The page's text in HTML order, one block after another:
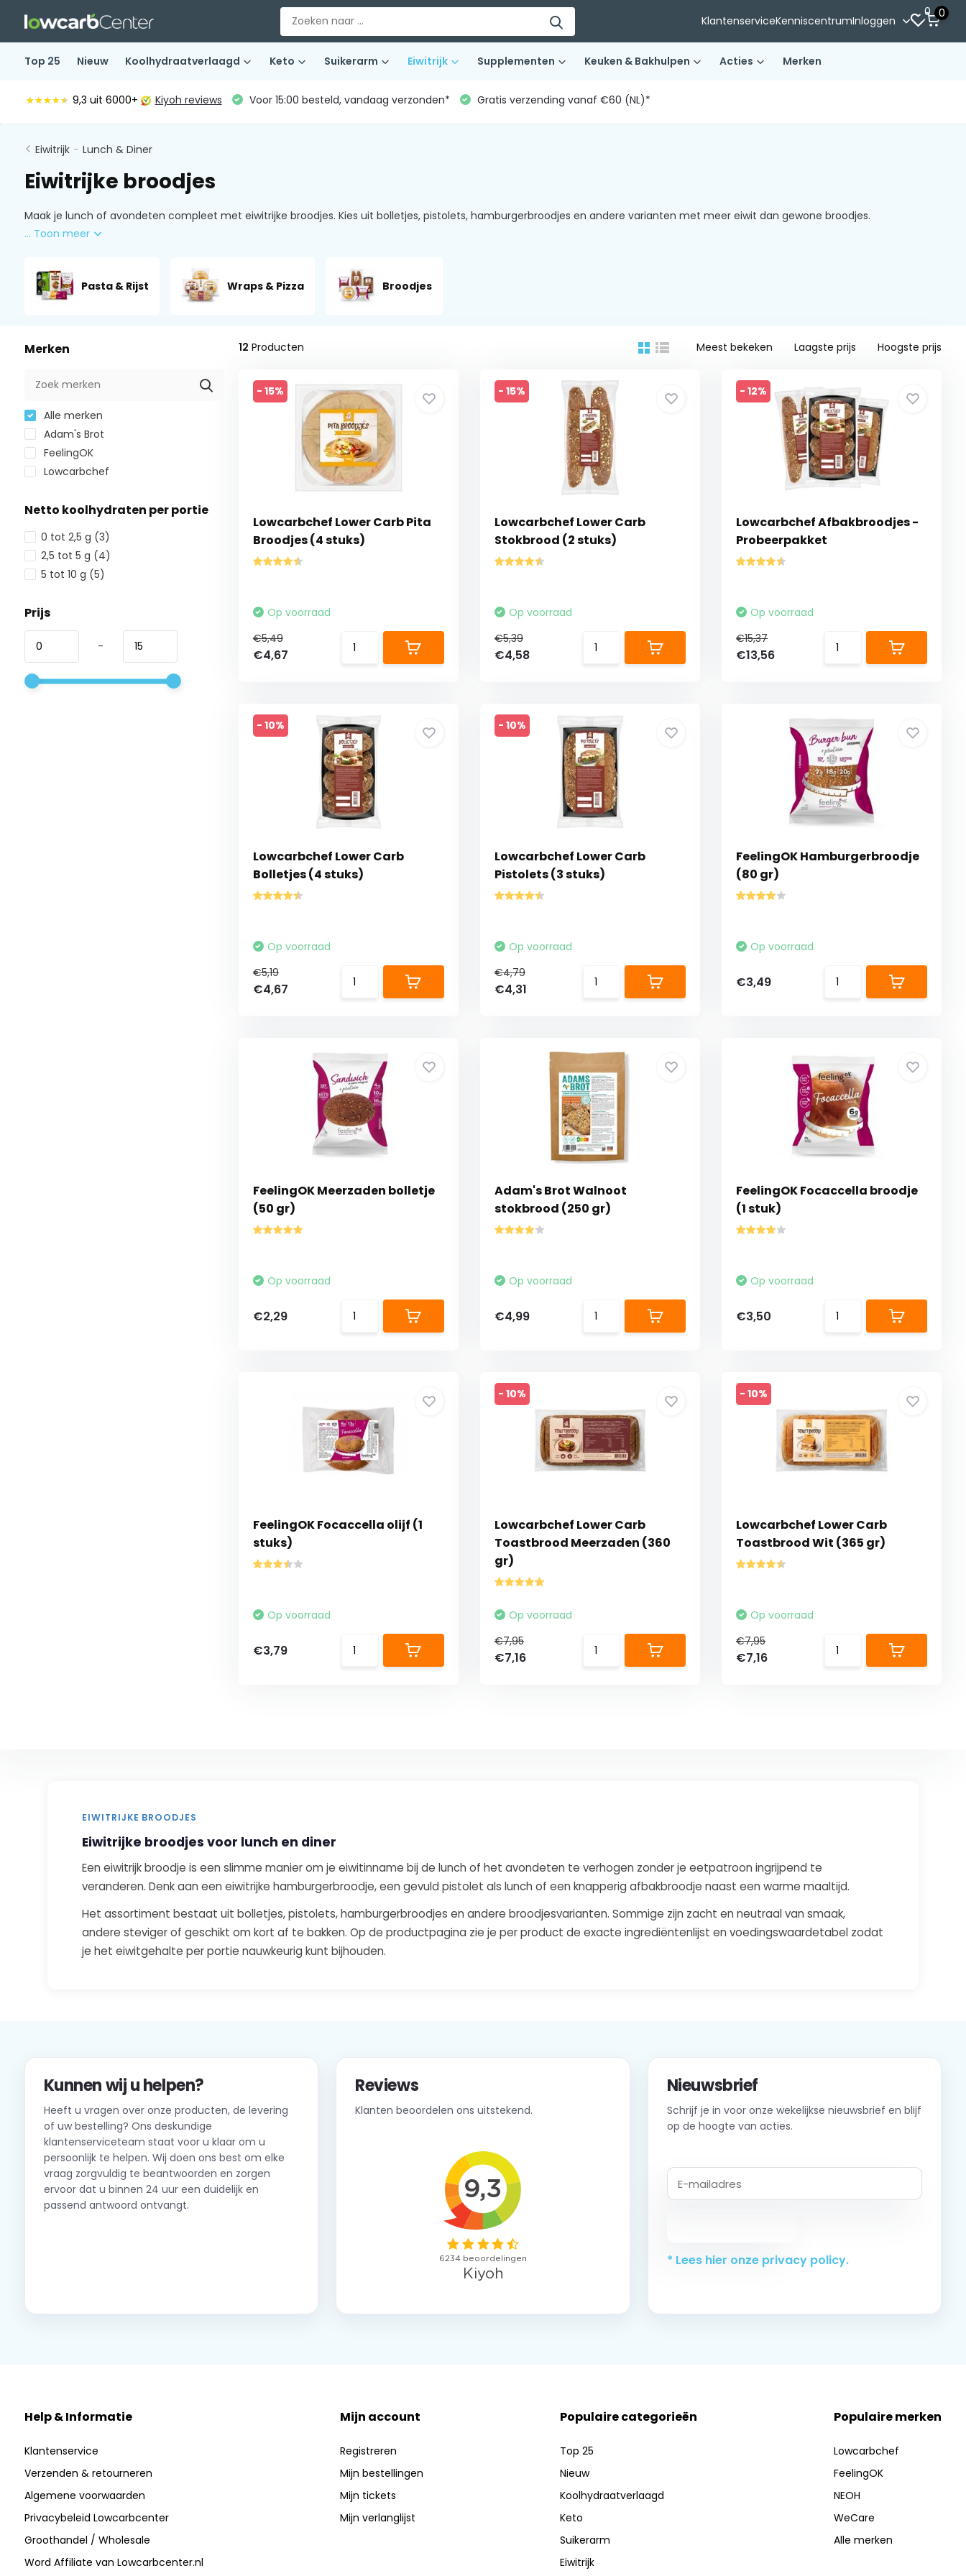
KlantenserviceKenniscentrumInloggen
0 0
Top 25 Nieuw Koolhydraatverlaagd Keto Suikerarm Eiwitrijk Supplementen Keuken & Bakhulpen Acties Merken
★★★★★
★★★★★ 9,3 uit 6000+ Kiyoh reviews Voor 15:00 besteld, vandaag verzonden* Gratis verzending vanaf €60 (NL)*
Eiwitrijk - Lunch & Diner
Eiwitrijke broodjes
Maak je lunch of avondeten compleet met eiwitrijke broodjes. Kies uit bolletjes, pistolets, hamburgerbroodjes en andere varianten met meer eiwit dan gewone broodjes.
... Toon meer
Pasta & Rijst Wraps & Pizza Broodjes
Merken
Alle merken
Adam's Brot
FeelingOK
Lowcarbchef
Netto koolhydraten per portie
0 tot 2,5 g (3)
2,5 tot 5 g (4)
5 tot 10 g (5)
Prijs
-
12 Producten Meest bekeken Laagste prijs Hoogste prijs
- 15%
Lowcarbchef Lower Carb Pita
Broodjes (4 stuks)
Op voorraad
€5,49
€4,67
- 15%
Lowcarbchef Lower Carb
Stokbrood (2 stuks)
Op voorraad
€5,39
€4,58
- 12%
Lowcarbchef Afbakbroodjes -
Probeerpakket
Op voorraad
€15,37
€13,56
- 10%
Lowcarbchef Lower Carb
Bolletjes (4 stuks)
Op voorraad
€5,19
€4,67
- 10%
Lowcarbchef Lower Carb
Pistolets (3 stuks)
Op voorraad
€4,79
€4,31
FeelingOK Hamburgerbroodje
(80 gr)
Op voorraad
€3,49
FeelingOK Meerzaden bolletje
(50 gr)
Op voorraad
€2,29
Adam's Brot Walnoot
stokbrood (250 gr)
Op voorraad
€4,99
FeelingOK Focaccella broodje
(1 stuk)
Op voorraad
€3,50
FeelingOK Focaccella olijf (1
stuks)
Op voorraad
€3,79
- 10%
Lowcarbchef Lower Carb
Toastbrood Meerzaden (360
gr)
Op voorraad
€7,95
€7,16
- 10%
Lowcarbchef Lower Carb
Toastbrood Wit (365 gr)
Op voorraad
€7,95
€7,16
EIWITRIJKE BROODJES
Eiwitrijke broodjes voor lunch en diner
Een eiwitrijk broodje is een slimme manier om je eiwitinname bij de lunch of het avondeten te verhogen zonder je eetpatroon ingrijpend te
veranderen. Denk aan een eiwitrijke hamburgerbroodje, een gevuld pistolet als lunch of een knapperig afbakbroodje naast een warme maaltijd.
Het assortiment bestaat uit bolletjes, pistolets, hamburgerbroodjes en andere broodjesvarianten. Sommige zijn zacht en neutraal van smaak,
andere steviger of geschikt om kort af te bakken. Op de productpagina zie je per product de exacte ingrediëntenlijst en voedingswaardetabel zodat
je het eiwitgehalte per portie nauwkeurig kunt bijhouden.
Kunnen wij u helpen?
Heeft u vragen over onze producten, de levering
of uw bestelling? Ons deskundige
klantenserviceteam staat voor u klaar om u
persoonlijk te helpen. Wij doen ons best om elke
vraag zorgvuldig te beantwoorden en zorgen
ervoor dat u binnen 24 uur een duidelijk en
passend antwoord ontvangt.
Reviews
Klanten beoordelen ons uitstekend.
Nieuwsbrief
Schrijf je in voor onze wekelijkse nieuwsbrief en blijf
op de hoogte van acties.
* Lees hier onze privacy policy.
Help & Informatie
Klantenservice
Verzenden & retourneren
Algemene voorwaarden
Privacybeleid Lowcarbcenter
Groothandel / Wholesale
Word Affiliate van Lowcarbcenter.nl
Mijn account
Registreren
Mijn bestellingen
Mijn tickets
Mijn verlanglijst
Populaire categorieën
Top 25
Nieuw
Koolhydraatverlaagd
Keto
Suikerarm
Eiwitrijk
Populaire merken
Lowcarbchef
FeelingOK
NEOH
WeCare
Alle merken